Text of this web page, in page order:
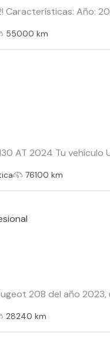
Características: Año:
55000 km
130 AT 2024 Tu
76100 km
208 del año
28240 km